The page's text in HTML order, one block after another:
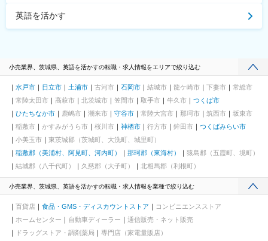
駅、御茶ノ水駅、浅草駅(ＴＸ)、大崎駅、荏原中延駅、品川シーサ
イド駅、奥沢駅、洗足池駅、雪が谷大塚駅、東北沢駅、松原駅(東
駅、国道駅、井土ケ谷駅、東白楽駅、梶が谷駅、栄町駅(千葉県)、
松駅、近鉄日本橋駅、天満駅、大阪阿部野橋駅、旧居留地・大丸
前駅、三条京阪駅、京都河原町駅、西川緑道公園駅、紙屋町東
駅、浜町アーケード駅、水道町駅、朝日通駅
英語を活かす
小売業界、茨城県、英語を活かすの転職・求人情報をエリアで絞り込む
水戸市 日立市 土浦市 古河市 石岡市 結城市 龍ケ崎市 下妻市
常総市
常陸太田市
高萩市 北茨城市 笠間市 取手市 牛久市
つくば市
ひたちなか市
鹿嶋市 潮来市 守谷市 常陸大宮市 那珂市 筑西市
坂東市
稲敷市
かすみがうら市 桜川市 神栖市 行方市 鉾田市
つくばみらい市
小美玉市
東茨城郡（茨城町、大洗町、城里町）
稲敷郡（美浦村、阿見町、河内町）
那珂郡（東海村）
猿島郡（五霞町、境町）
結城郡（八千代町）
久慈郡（大子町） 北相馬郡（利根町）
小売業界、茨城県、英語を活かすの転職・求人情報を業種で絞り込む
百貨店 食品・GMS・ディスカウントストア
コンビニエンスストア
ホームセンター
自動車ディーラー
通信販売・ネット販売
ドラッグストア・調剤薬局
専門店（家電量販店）